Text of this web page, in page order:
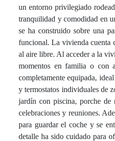
un entorno privilegiado
tranquilidad y comodidad en
se ha construido sobre una
funcional. La vivienda cuenta
al aire libre. Al acceder a la
momentos en familia o con
completamente equipada,
y termostatos individuales de
jardín con piscina, porche de
celebraciones y reuniones.
para guardar el coche y se
detalle ha sido cuidado para